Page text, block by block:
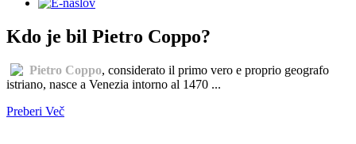
Kdo je bil Pietro Coppo?
Pietro Coppo, considerato il primo vero e proprio geografo
istriano, nasce a Venezia intorno al 1470 ...
Preberi Več